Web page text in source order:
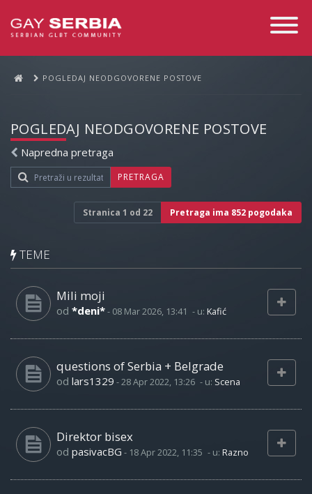
Toggle
POGLEDAJ NEODGOVORENE POSTOVE
POGLEDAJ NEODGOVORENE POSTOVE
Napredna pretraga
PRETRAGA
Stranica 1 od 22 Pretraga ima 852 pogodaka
TEME
Mili moji
od *deni*- 08 Mar 2026, 13:41 - u: Kafić
questions of Serbia + Belgrade
od lars1329 -28 Apr 2022, 13:26 - u: Scena
Direktor bisex
od pasivacBG - 18 Apr 2022, 11:35 - u: Razno